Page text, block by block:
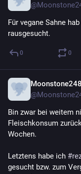
Für vegane Sahne
rausgesucht.
0 0
Bin zwar bei weitem
Fleischkonsum
Wochen.
Letztens habe ich #
gesucht bzw. zum